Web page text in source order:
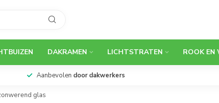
DAKRAMEN LICHTSTRATEN ROOK EN
99% uit voorraadleverbaar
glas